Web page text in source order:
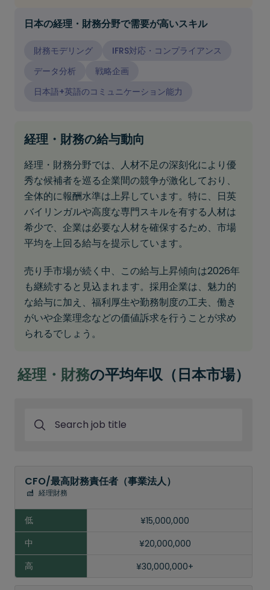
日本の経理・財務分野で需要が高いスキル
財務モデリング
IFRS対応・コンプライアンス
データ分析
戦略企画
日本語+英語のコミュニケーション能力
経理・財務の給与動向
経理・財務分野では、人材不足の深刻化により優
秀な候補者を巡る企業間の競争が激化しており、
全体的に報酬水準は上昇しています。特に、日英
バイリンガルや高度な専門スキルを有する人材は
希少で、企業は必要な人材を確保するため、市場
平均を上回る給与を提示しています。
売り手市場が続く中、この給与上昇傾向は2026年
も継続すると見込まれます。採用企業は、魅力的
な給与に加え、福利厚生や勤務制度の工夫、働き
がいや企業理念などの価値訴求を行うことが求め
られるでしょう。
経理・財務の平均年収（日本市場）
Search job title
種、
業界
低
中
CFO/最高財務責任者（事業法人）
経理財務
¥15,000,000
¥20,000,000
¥30,000,000+